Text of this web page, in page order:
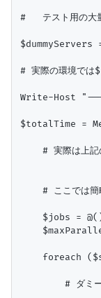
#   テスト用の大
# 実際の環境では
Write-Host "---
$totalTime =
# 実際は上記
# ここでは
$jobs =
foreach
# ダミ